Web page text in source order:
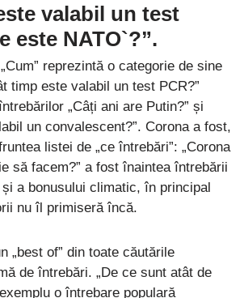
valabil un test
este NATO`?”.
reprezintă o categorie de sine
timp este valabil un test PCR?”
„Câți ani are Putin?” și
un convalescent?”. Corona a fost,
listei de „ce întrebări”: „Corona
să facem?” a fost înaintea întrebării
și a bonusului climatic, în principal
nu îl primiseră încă.
„best of” din toate căutările
de întrebări. „De ce sunt atât de
o întrebare populară